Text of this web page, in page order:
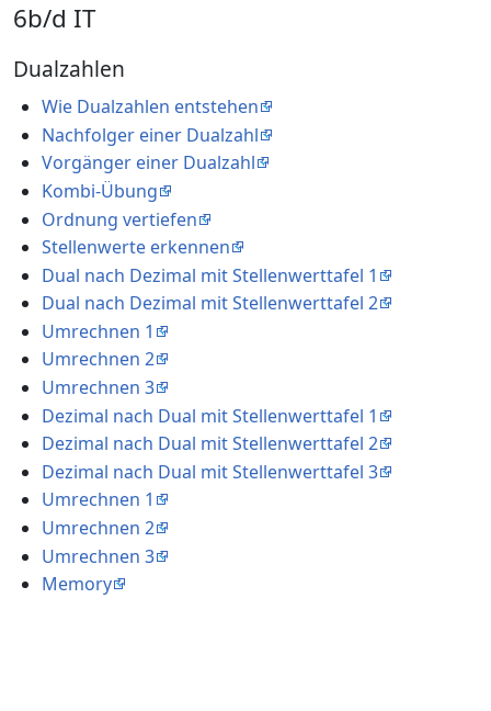
6b/d IT
Dualzahlen
Wie Dualzahlen entstehen
Nachfolger einer Dualzahl
Vorgänger einer Dualzahl
Kombi-Übung
Ordnung vertiefen
Stellenwerte erkennen
Dual nach Dezimal mit Stellenwerttafel 1
Dual nach Dezimal mit Stellenwerttafel 2
Umrechnen 1
Umrechnen 2
Umrechnen 3
Dezimal nach Dual mit Stellenwerttafel 1
Dezimal nach Dual mit Stellenwerttafel 2
Dezimal nach Dual mit Stellenwerttafel 3
Umrechnen 1
Umrechnen 2
Umrechnen 3
Memory